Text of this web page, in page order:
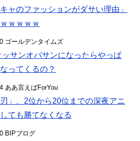
ャのファッションがダサい理由」
ｗｗｗｗ
ゴールデンタイムズ
ッサンオバサンになったらやっぱ
ってくるの？
ああ言えばForYou
」、2位から20位までの深夜アニ
ても勝てなくなる
BIPブログ